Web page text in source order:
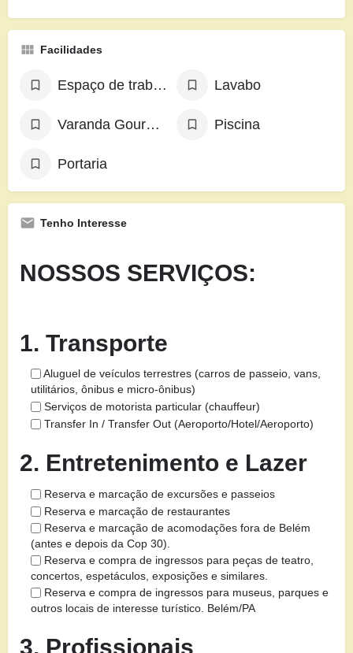
Facilidades
Espaço de trabalho exclusivo Lavabo
Varanda Gourmet Piscina
Portaria
Tenho Interesse
NOSSOS SERVIÇOS:
1. Transporte
Aluguel de veículos terrestres (carros de passeio, vans,
utilitários, ônibus e micro-ônibus)
Serviços de motorista particular (chauffeur)
Transfer In / Transfer Out (Aeroporto/Hotel/Aeroporto)
2. Entretenimento e Lazer
Reserva e marcação de excursões e passeios
Reserva e marcação de restaurantes
Reserva e marcação de acomodações fora de Belém
(antes e depois da Cop 30).
Reserva e compra de ingressos para peças de teatro,
concertos, espetáculos, exposições e similares.
Reserva e compra de ingressos para museus, parques e
outros locais de interesse turístico. Belém/PA
3. Profissionais